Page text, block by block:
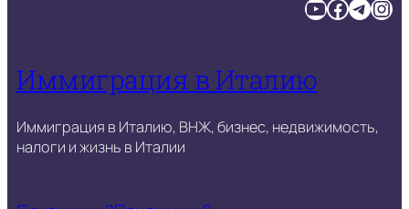
YouTube Facebook TelegramInstagram
Иммиграция в Италию
Иммиграция в Италию, ВНЖ, бизнес, недвижимость,
налоги и жизнь в Италии